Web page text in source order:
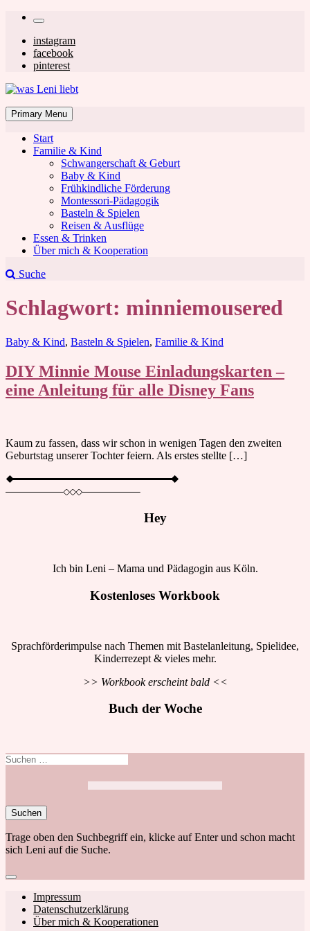
Skip
content
Secondary
left
navigation
Secondary
right
navigation
instagram
facebook
pinterest
was Leni liebt
Mom & Lifestyle Blog
Primary Menu
Start
Familie & Kind
Schwangerschaft & Geburt
Baby & Kind
Frühkindliche Förderung
Montessori-Pädagogik
Basteln & Spielen
Reisen & Ausflüge
Essen & Trinken
Über mich & Kooperation
Suche
Schlagwort: minniemousered
Blog
Baby & Kind, Basteln & Spielen, Familie & Kind
DIY Minnie Mouse Einladungskarten –
eine Anleitung für alle Disney Fans
Kaum zu fassen, dass wir schon in wenigen Tagen den zweiten
Geburtstag unserer Tochter feiern. Als erstes stellte […]
Hey
Ich bin Leni – Mama und Pädagogin aus Köln.
Kostenloses Workbook
Sprachförderimpulse nach Themen mit Bastelanleitung, Spielidee,
Kinderrezept & vieles mehr.
>> Workbook erscheint bald <<
Buch der Woche
Suchen
Trage oben den Suchbegriff ein, klicke auf Enter und schon macht
sich Leni auf die Suche.
Close
search
Footer
navigation
Impressum
Datenschutzerklärung
Über mich & Kooperationen